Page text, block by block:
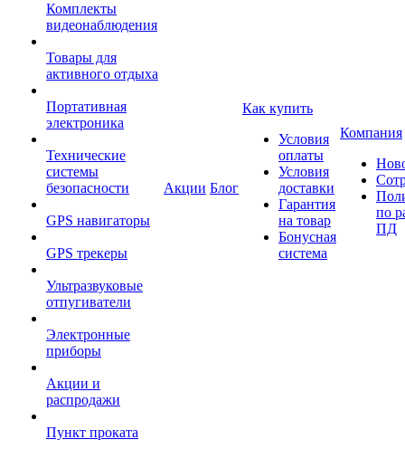
Комплекты
видеонаблюдения
Товары для
активного отдыха
Портативная
электроника
Технические
системы
безопасности
GPS навигаторы
GPS трекеры
Ультразвуковые
отпугиватели
Электронные
приборы
Акции и
распродажи
Пункт проката
Акции Блог
Как купить
Условия
оплаты
Условия
доставки
Гарантия
на товар
Бонусная
система
Компания
по
ПД